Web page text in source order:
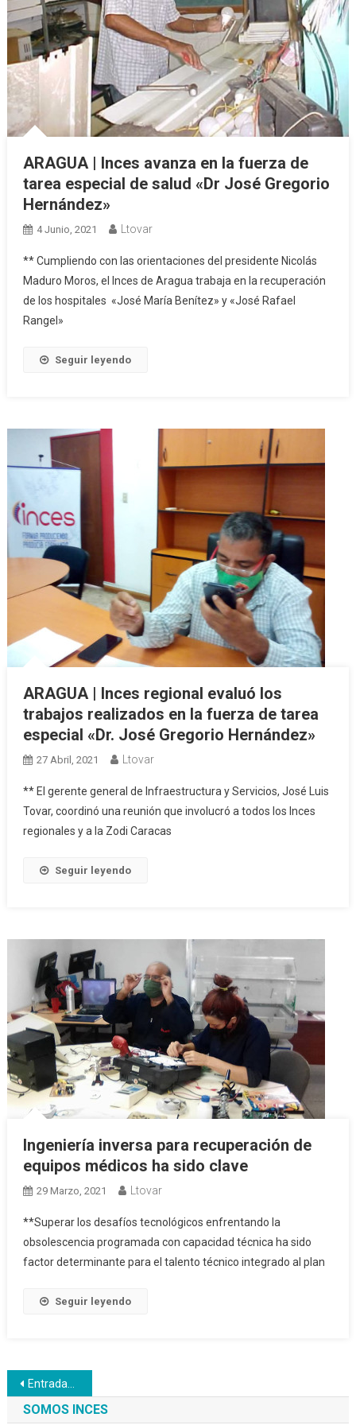
ARAGUA | Inces avanza en la fuerza de
tarea especial de salud «Dr José Gregorio
Hernández»
4 Junio, 2021 Ltovar
** Cumpliendo con las orientaciones del presidente Nicolás
Maduro Moros, el Inces de Aragua trabaja en la recuperación
de los hospitales «José María Benítez» y «José Rafael
Rangel»
Seguir leyendo
ARAGUA | Inces regional evaluó los
trabajos realizados en la fuerza de tarea
especial «Dr. José Gregorio Hernández»
27 Abril, 2021 Ltovar
** El gerente general de Infraestructura y Servicios, José Luis
Tovar, coordinó una reunión que involucró a todos los Inces
regionales y a la Zodi Caracas
Seguir leyendo
Ingeniería inversa para recuperación de
equipos médicos ha sido clave
29 Marzo, 2021 Ltovar
**Superar los desafíos tecnológicos enfrentando la
obsolescencia programada con capacidad técnica ha sido
factor determinante para el talento técnico integrado al plan
Seguir leyendo
Navegación
de
Entradas anteriores
SOMOS INCES